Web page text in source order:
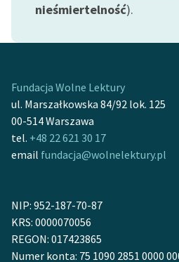
nieśmiertelność).
Fundacja Wolne Lektury
ul. Marszałkowska 84/92 lok. 125
00-514 Warszawa
tel. +48 22 621 30 17
email fundacja@wolnelektury.pl
NIP: 952-187-70-87
KRS: 0000070056
REGON: 017423865
Numer konta: 75 1090 2851 0000